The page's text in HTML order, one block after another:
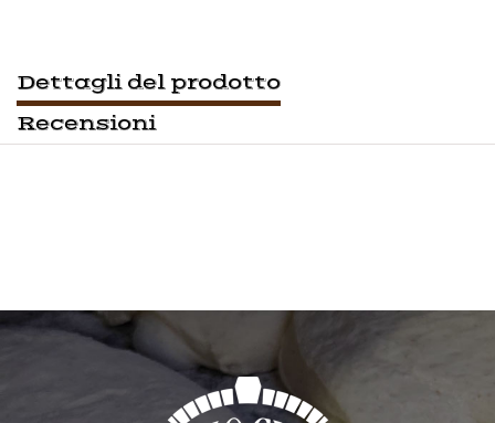
Dettagli del prodotto
Recensioni